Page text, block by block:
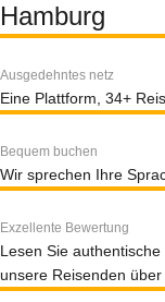
Hamburg
Ausgedehntes netz
Eine Plattform, 34+
Bequem buchen
Wir sprechen Ihre
Exzellente Bewertung
Lesen Sie authentische
unsere Reisenden über